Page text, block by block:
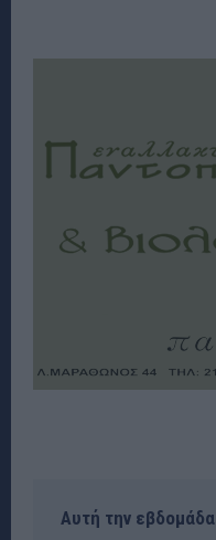
Αυτή την εβδομάδα